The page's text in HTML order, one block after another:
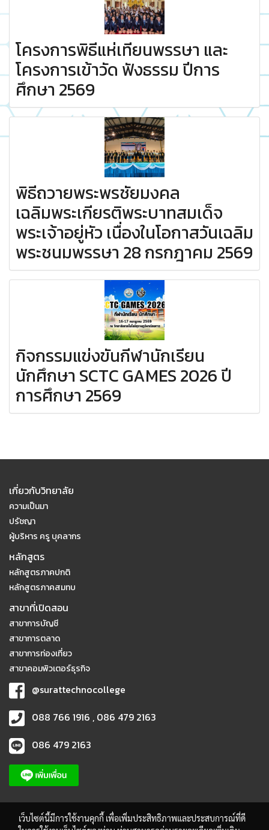
โครงการพิธีแห่เทียนพรรษา และ
โครงการเข้าวัด ฟังธรรม ปีการ
ศึกษา 2569
พิธีถวายพระพรชัยมงคล
เฉลิมพระเกียรติพระบาทสมเด็จ
พระเจ้าอยู่หัว เนื่องในโอกาสวันเฉลิม
พระชนมพรรษา 28 กรกฎาคม 2569
กิจกรรมแข่งขันกีฬานักเรียน
นักศึกษา SCTC GAMES 2026 ปี
การศึกษา 2569
เกี่ยวกับวิทยาลัย
ความเป็นมา
ปรัชญา
ผู้บริหาร ครู บุคลากร
หลักสูตร
หลักสูตรภาคปกติ
หลักสูตรภาคสมทบ
สาขาที่เปิดสอน
สาขาการบัญชี
สาขาการตลาด
สาขาการท่องเที่ยว
สาขาคอมพิวเตอร์ธุรกิจ
@surattechnocollege
088 766 1916 , 086 479 2163
086 479 2163
เว็บไซต์นี้มีการใช้งานคุกกี้ เพื่อเพิ่มประสิทธิภาพและประสบการณ์ที่ดี